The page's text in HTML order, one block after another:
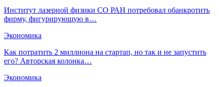
Институт лазерной физики СО РАН потребовал обанкротить
фирму, фигурирующую в…
Экономика
Как потратить 2 миллиона на стартап, но так и не запустить
его? Авторская колонка…
Экономика